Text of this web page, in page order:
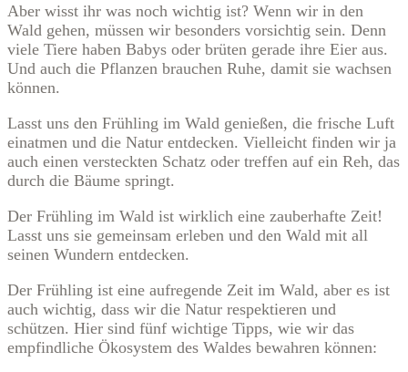
Aber wisst ihr was noch wichtig ist? Wenn wir in den
Wald gehen, müssen wir besonders vorsichtig sein. Denn
viele Tiere haben Babys oder brüten gerade ihre Eier aus.
Und auch die Pflanzen brauchen Ruhe, damit sie wachsen
können.
Lasst uns den Frühling im Wald genießen, die frische Luft
einatmen und die Natur entdecken. Vielleicht finden wir ja
auch einen versteckten Schatz oder treffen auf ein Reh, das
durch die Bäume springt.
Der Frühling im Wald ist wirklich eine zauberhafte Zeit!
Lasst uns sie gemeinsam erleben und den Wald mit all
seinen Wundern entdecken.
Der Frühling ist eine aufregende Zeit im Wald, aber es ist
auch wichtig, dass wir die Natur respektieren und
schützen. Hier sind fünf wichtige Tipps, wie wir das
empfindliche Ökosystem des Waldes bewahren können: